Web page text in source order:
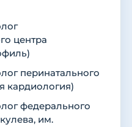
центра
перинатального
кардиология)
федерального
им.